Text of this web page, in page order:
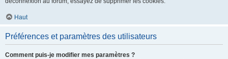
Haut
Préférences et paramètres des utilisateurs
Comment puis-je modifier mes paramètres ?